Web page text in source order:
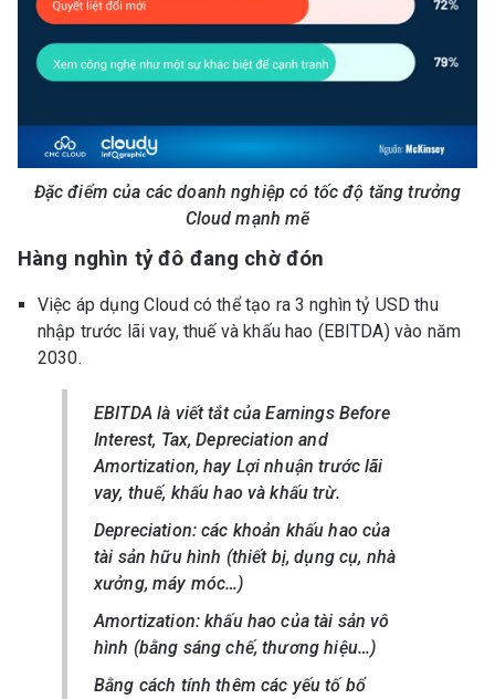
Đặc điểm của các doanh nghiệp có tốc độ tăng trưởng
Cloud mạnh mẽ
Hàng nghìn tỷ đô đang chờ đón
Việc áp dụng Cloud có thể tạo ra 3 nghìn tỷ USD thu
nhập trước lãi vay, thuế và khấu hao (EBITDA) vào năm
2030.
EBITDA là viết tắt của Earnings Before
Interest, Tax, Depreciation and
Amortization, hay Lợi nhuận trước lãi
vay, thuế, khấu hao và khấu trừ.
Depreciation: các khoản khấu hao của
tài sản hữu hình (thiết bị, dụng cụ, nhà
xưởng, máy móc…)
Amortization: khấu hao của tài sản vô
hình (bằng sáng chế, thương hiệu…)
Bằng cách tính thêm các yếu tố bổ